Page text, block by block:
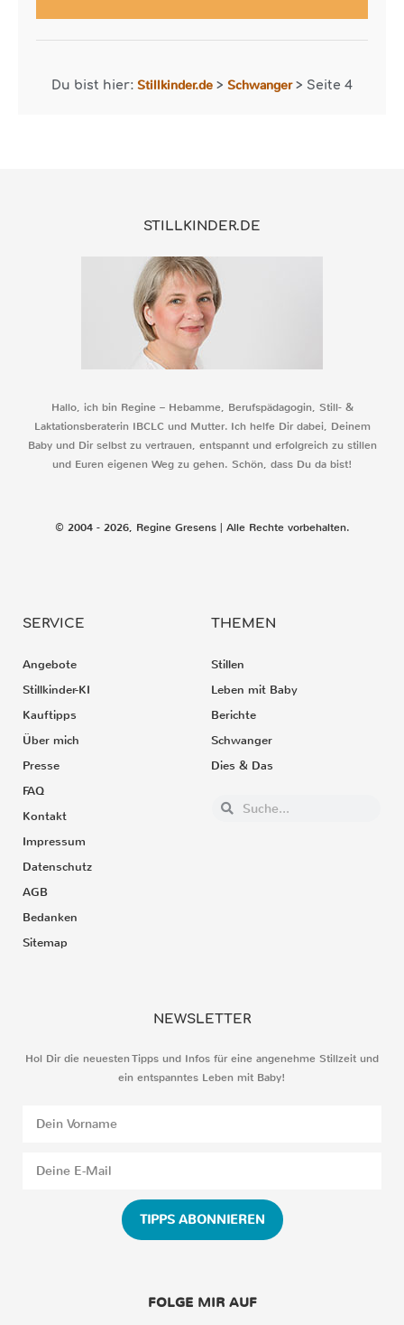
Du bist hier: Stillkinder.de > Schwanger> Seite 4
STILLKINDER.DE
Hallo, ich bin Regine – Hebamme, Berufspädagogin, Still- &
Laktationsberaterin IBCLC und Mutter. Ich helfe Dir dabei, Deinem
Baby und Dir selbst zu vertrauen, entspannt und erfolgreich zu stillen
und Euren eigenen Weg zu gehen. Schön, dass Du da bist!
© 2004 - 2026, Regine Gresens | Alle Rechte vorbehalten.
SERVICE
Angebote
Stillkinder-KI
Kauftipps
Über mich
Presse
FAQ
Kontakt
Impressum
Datenschutz
AGB
Bedanken
Sitemap
THEMEN
Stillen
Leben mit Baby
Berichte
Schwanger
Dies & Das
NEWSLETTER
Hol Dir die neuesten Tipps und Infos für eine angenehme Stillzeit und
ein entspanntes Leben mit Baby!
TIPPS ABONNIEREN
FOLGE MIR AUF